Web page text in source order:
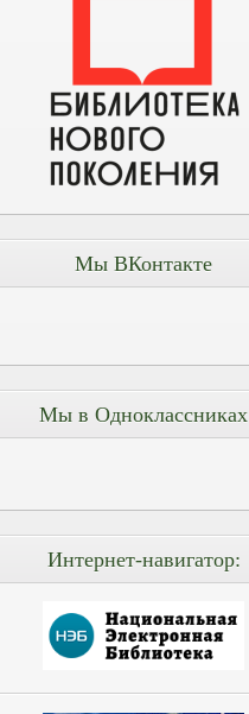
Мы ВКонтакте
Мы в Одноклассниках
Интернет-навигатор: